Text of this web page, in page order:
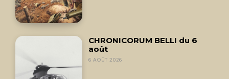
CHRONICORUM BELLI du 6
août
6 AOÛT 2026